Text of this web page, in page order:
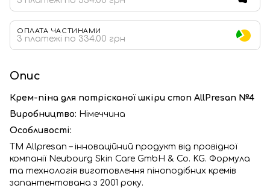
ОПЛАТА ЧАСТИНАМИ
3 платежі по 334.00 грн
Опис
Крем-піна для потрісканої шкіри стоп AllPresan №4
Виробництво: Німеччина
Особливості:
TM Allpresan – інноваційний продукт від провідної
компанії Neubourg Skin Care GmbH & Co. KG. Формула
та технологія виготовлення піноподібних кремів
запантентована з 2001 року.